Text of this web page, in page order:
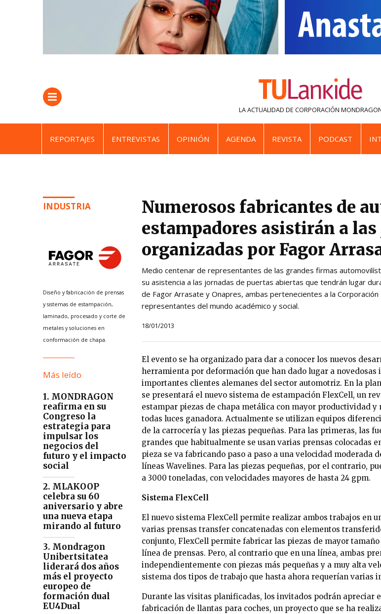
LA ACTUALIDAD DE CORPORACIÓN
REPORTAJES ENTREVISTAS OPINIÓN AGENDA REVISTA PODCAST
INDUSTRIA
Diseño y fabricación de prensas
y sistemas de estampación,
laminado, procesado y corte de
metales y soluciones en
conformación de chapa.
Más leído
1. MONDRAGON
reafirma en su
Congreso la
estrategia para
impulsar los
negocios del
futuro y el impacto
social
2. MLAKOOP
celebra su 60
aniversario y abre
una nueva etapa
mirando al futuro
3. Mondragon
Unibertsitatea
liderará dos años
más el proyecto
europeo de
formación dual
EU4Dual
Numerosos fabricantes de
estampadores asistirán a
organizadas por Fagor
Medio centenar de representantes de las grandes firmas
su asistencia a las jornadas de puertas abiertas que tendrán lugar
de Fagor Arrasate y Onapres, ambas pertenecientes a la Corporación
representantes del mundo académico y social.
18/01/2013
El evento se ha organizado para dar a conocer los nuevos
herramienta por deformación que han dado lugar a novedosas
importantes clientes alemanes del sector automotriz. En la
se presentará el nuevo sistema de estampación FlexCell, un
estampar piezas de chapa metálica con mayor productividad
todas luces ganadora. Actualmente se utilizan equipos
de la carrocería y las piezas pequeñas. Para las primeras, las
grandes que habitualmente se usan varias prensas colocadas
pieza se va fabricando paso a paso a una velocidad moderada
líneas Wavelines. Para las piezas pequeñas, por el contrario,
a 3000 toneladas, con velocidades mayores de hasta 24 gpm.
Sistema FlexCell
El nuevo sistema FlexCell permite realizar ambos trabajos en
varias prensas transfer concatenadas con elementos
conjunto, FlexCell permite fabricar las piezas de mayor
línea de prensas. Pero, al contrario que en una línea, ambas
independientemente con piezas más pequeñas y a muy alta
sistema dos tipos de trabajo que hasta ahora requerían varias
Durante las visitas planificadas, los invitados podrán apreciar
fabricación de llantas para coches, un proyecto que se ha